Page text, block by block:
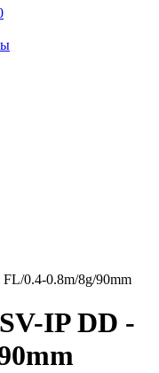
0.4-0.8m/8g/90mm
IP DD -